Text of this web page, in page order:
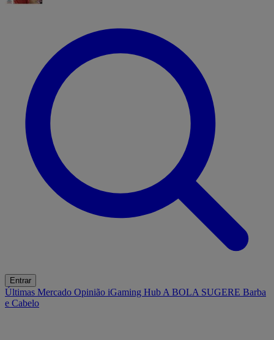
Entrar
Últimas Mercado Opinião iGaming Hub A BOLA SUGERE Barba
e Cabelo